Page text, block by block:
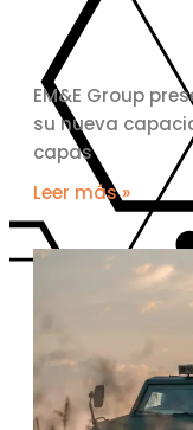
EM&E Group
su nueva
capas
Leer más »